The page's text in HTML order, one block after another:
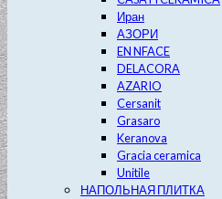
Иран
АЗОРИ
EN NFACE
DELACORA
AZARIO
Cersanit
Grasaro
Keranova
Gracia ceramica
Unitile
НАПОЛЬНАЯ ПЛИТКА